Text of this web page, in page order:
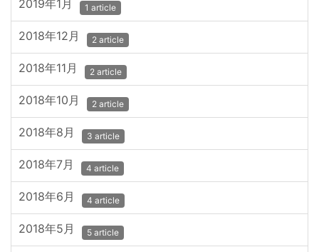
2019年1月 1 article
2018年12月 2 article
2018年11月 2 article
2018年10月 2 article
2018年8月 3 article
2018年7月 4 article
2018年6月 4 article
2018年5月 5 article